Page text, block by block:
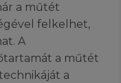
a műtét
felkelhet,
A
a műtét
a